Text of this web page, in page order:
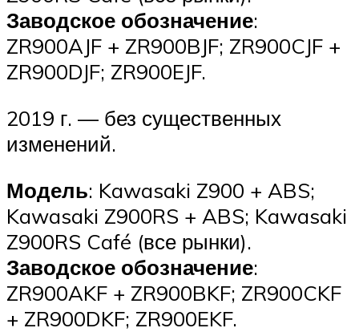
Заводское обозначение:
ZR900AJF + ZR900BJF; ZR900CJF +
ZR900DJF; ZR900EJF.
2019 г. — без существенных
изменений.
Модель: Kawasaki Z900 + ABS;
Kawasaki Z900RS + ABS; Kawasaki
Z900RS Café (все рынки).
Заводское обозначение:
ZR900AKF + ZR900BKF; ZR900CKF
+ ZR900DKF; ZR900EKF.